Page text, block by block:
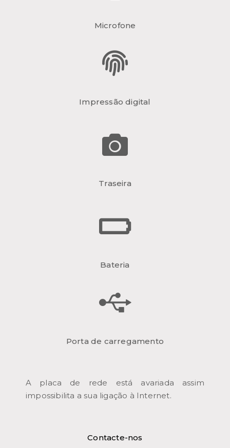
Microfone
Impressão digital
Traseira
Bateria
Porta de carregamento
A placa de rede está avariada assim
impossibilita a sua ligação à Internet.
Contacte-nos